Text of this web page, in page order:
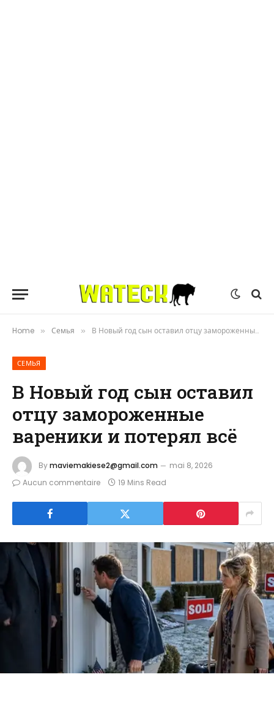
Home » Семья » В Новый год сын оставил отцу замороженные вареники и потерял всё
СЕМЬЯ
В Новый год сын оставил
отцу замороженные
вареники и потерял всё
Bymaviemakiese2@gmail.com
mai 8, 2026
Aucun commentaire
19 Mins Read